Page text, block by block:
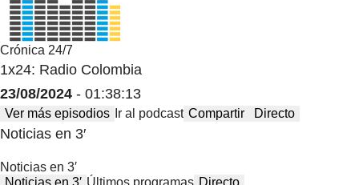
Crónica 24/7
1x24: Radio Colombia
23/08/2024 - 01:38:13
Ver más episodios Ir al podcast Compartir Directo
Noticias en 3′
Noticias en 3′
Noticias en 3′ Últimos programas Directo